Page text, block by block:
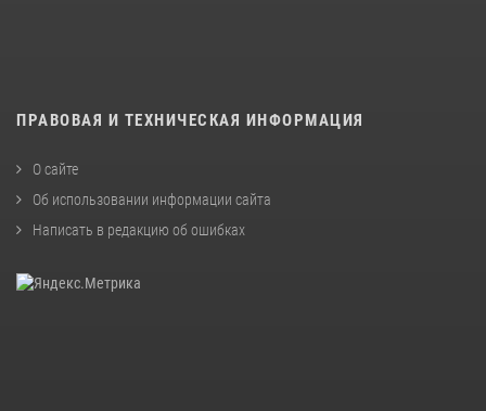
ПРАВОВАЯ И ТЕХНИЧЕСКАЯ ИНФОРМАЦИЯ
О сайте
Об использовании информации сайта
Написать в редакцию об ошибках